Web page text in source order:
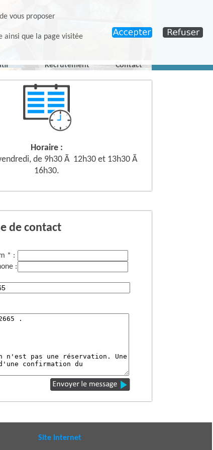
vous proposer
ainsi que la page visitée
Recrutement Contact
Horaire :
de 9h30 Ã 12h30 et 13h30 Ã
16h30.
de contact
* :
:
Site Internet